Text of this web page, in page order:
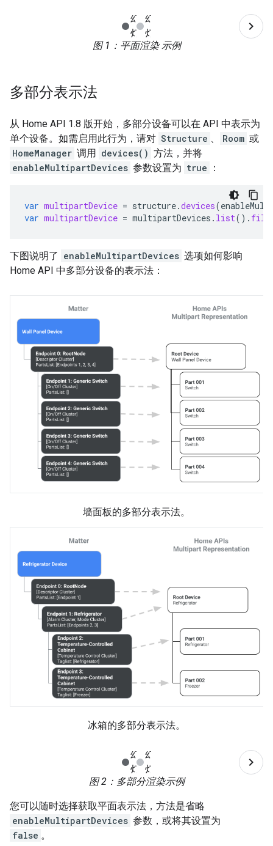
图 1 ：平面渲染 示例
多部分表示法
从 Home API 1.8 版开始，多部分设备可以在 API 中表示为
单个设备。如需启用此行为，请对 Structure 、 Room 或
HomeManager 调用 devices() 方法，并将
enableMultipartDevices 参数设置为 true ：
var multipartDevice = structure.devices(
var multipartDevice = multipartDevices . list().
下图说明了 enableMultipartDevices 选项如何影响
Home API 中多部分设备的表示法：
墙面板的多部分表示法。
冰箱的多部分表示法。
图 2：多部分渲染示例
您可以随时选择获取平面表示法，方法是省略
enableMultipartDevices 参数，或将其设置为
false 。